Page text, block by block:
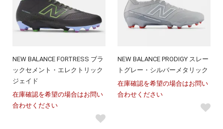
NEW BALANCE FORTRESS ブラ
ックセメント・エレクトリック
ジェイド
在庫確認を希望の場合はお問い
合わせください
NEW BALANCE PRODIGY スレー
トグレー・シルバーメタリック
在庫確認を希望の場合はお問い
合わせください